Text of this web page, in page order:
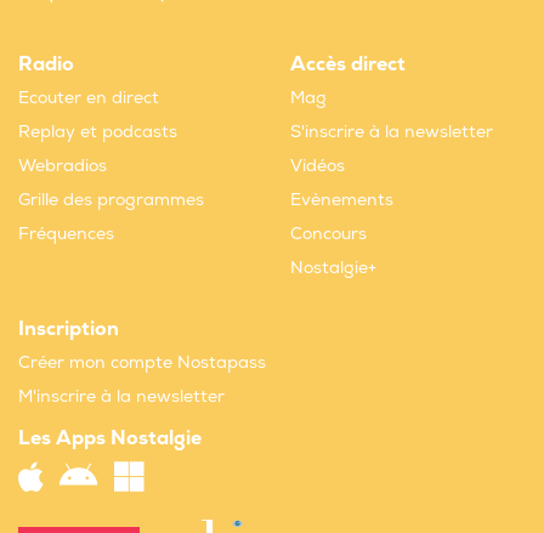
Radio
Ecouter en direct
Replay et podcasts
Webradios
Grille des programmes
Fréquences
Accès direct
Mag
S'inscrire à la newsletter
Vidéos
Evènements
Concours
Nostalgie+
Inscription
Créer mon compte Nostapass
M'inscrire à la newsletter
Les Apps Nostalgie